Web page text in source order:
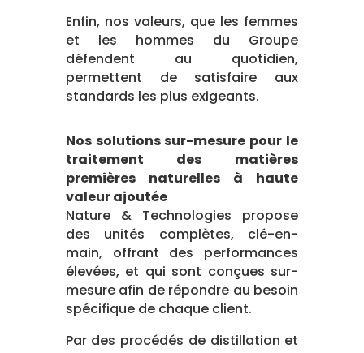
Enfin, nos valeurs, que les femmes
et les hommes du Groupe
défendent au quotidien,
permettent de satisfaire aux
standards les plus exigeants.
Nos solutions sur-mesure pour le
traitement des matières
premières naturelles à haute
valeur ajoutée
Nature & Technologies propose
des unités complètes, clé-en-
main, offrant des performances
élevées, et qui sont conçues sur-
mesure afin de répondre au besoin
spécifique de chaque client.
Par des procédés de distillation et